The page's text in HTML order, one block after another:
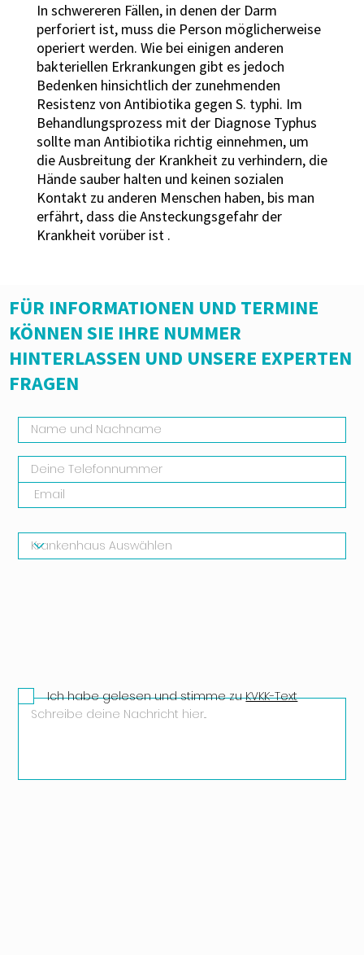
In schwereren Fällen, in denen der Darm
perforiert ist, muss die Person möglicherweise
operiert werden. Wie bei einigen anderen
bakteriellen Erkrankungen gibt es jedoch
Bedenken hinsichtlich der zunehmenden
Resistenz von Antibiotika gegen S. typhi. Im
Behandlungsprozess mit der Diagnose Typhus
sollte man Antibiotika richtig einnehmen, um
die Ausbreitung der Krankheit zu verhindern, die
Hände sauber halten und keinen sozialen
Kontakt zu anderen Menschen haben, bis man
erfährt, dass die Ansteckungsgefahr der
Krankheit vorüber ist .
FÜR INFORMATIONEN UND TERMINE
KÖNNEN SIE IHRE NUMMER
HINTERLASSEN UND UNSERE EXPERTEN
FRAGEN
Ich habe gelesen und stimme zu KVKK-Text